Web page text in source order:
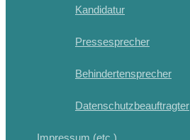
Kandidatur
Pressesprecher
Behindertensprecher
Datenschutzbeauftragter
Impressum (etc.)